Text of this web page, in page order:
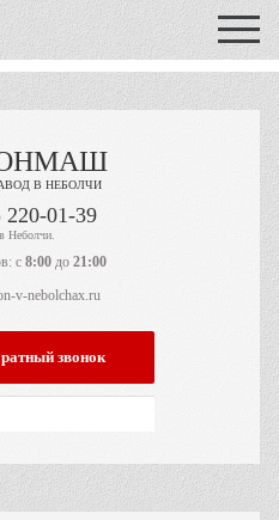
В НЕБОЛЧИ
Неболчи.
с 8:00до 21:00
v-nebolchax.ru
звонок